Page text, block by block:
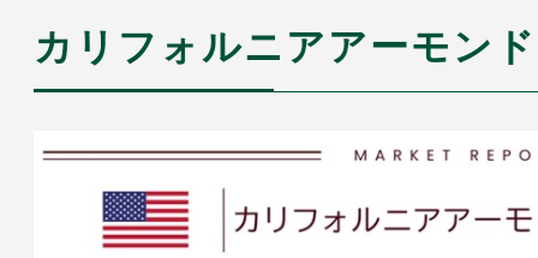
カリフォルニアアーモン